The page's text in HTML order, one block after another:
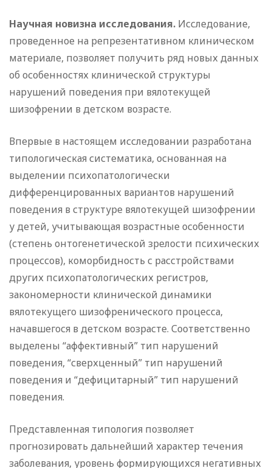
Научная новизна исследования. Исследование,
проведенное на репрезентативном клиническом
материале, позволяет получить ряд новых данных
об особенностях клинической структуры
нарушений поведения при вялотекущей
шизофрении в детском возрасте.
Впервые в настоящем исследовании разработана
типологическая систематика, основанная на
выделении психопатологически
дифференцированных вариантов нарушений
поведения в структуре вялотекущей шизофрении
у детей, учитывающая возрастные особенности
(степень онтогенетической зрелости психических
процессов), коморбидность с расстройствами
других психопатологических регистров,
закономерности клинической динамики
вялотекущего шизофренического процесса,
начавшегося в детском возрасте. Соответственно
выделены “аффективный” тип нарушений
поведения, “сверхценный” тип нарушений
поведения и “дефицитарный” тип нарушений
поведения.
Представленная типология позволяет
прогнозировать дальнейший характер течения
заболевания, уровень формирующихся негативных